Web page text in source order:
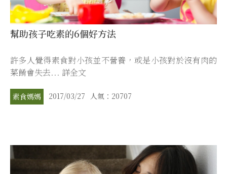
幫助孩子吃素的6個好方法
許多人覺得素食對小孩並不營養，或是小孩對於沒有肉的
菜餚會失去... 詳全文
素食媽媽 2017/03/27 人氣：20707